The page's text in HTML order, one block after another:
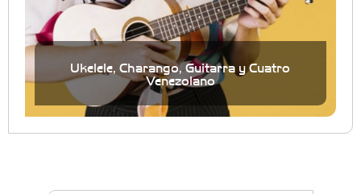
Ukelele, Charango, Guitarra y Cuatro
Venezolano